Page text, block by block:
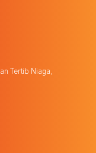
Tertib Niaga,